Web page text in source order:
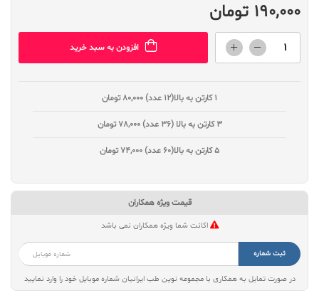
190,000 تومان
افزودن به سبد خرید
1 کارتن به بالا(12 عدد) 80,000 تومان
3 کارتن به بالا (36 عدد) 78,000 تومان
5 کارتن به بالا(60 عدد) 74,000 تومان
قیمت ویژه همکاران
اکانت شما ویژه همکاران نمی باشد
ثبت شماره
در صورت تمایل به همکاری با مجموعه نوین طب ایرانیان شماره موبایل خود را وارد نمایید